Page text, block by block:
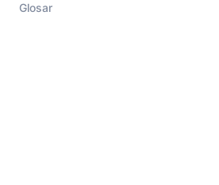
Glosar